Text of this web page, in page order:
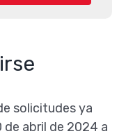
solicitudes ya
abril de 2024 a